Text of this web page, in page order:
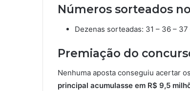
Números sorteados
Dezenas sorteadas: 31 – 36 – 37
Premiação do
Nenhuma aposta conseguiu acertar
principal acumulasse em R$ 9,5